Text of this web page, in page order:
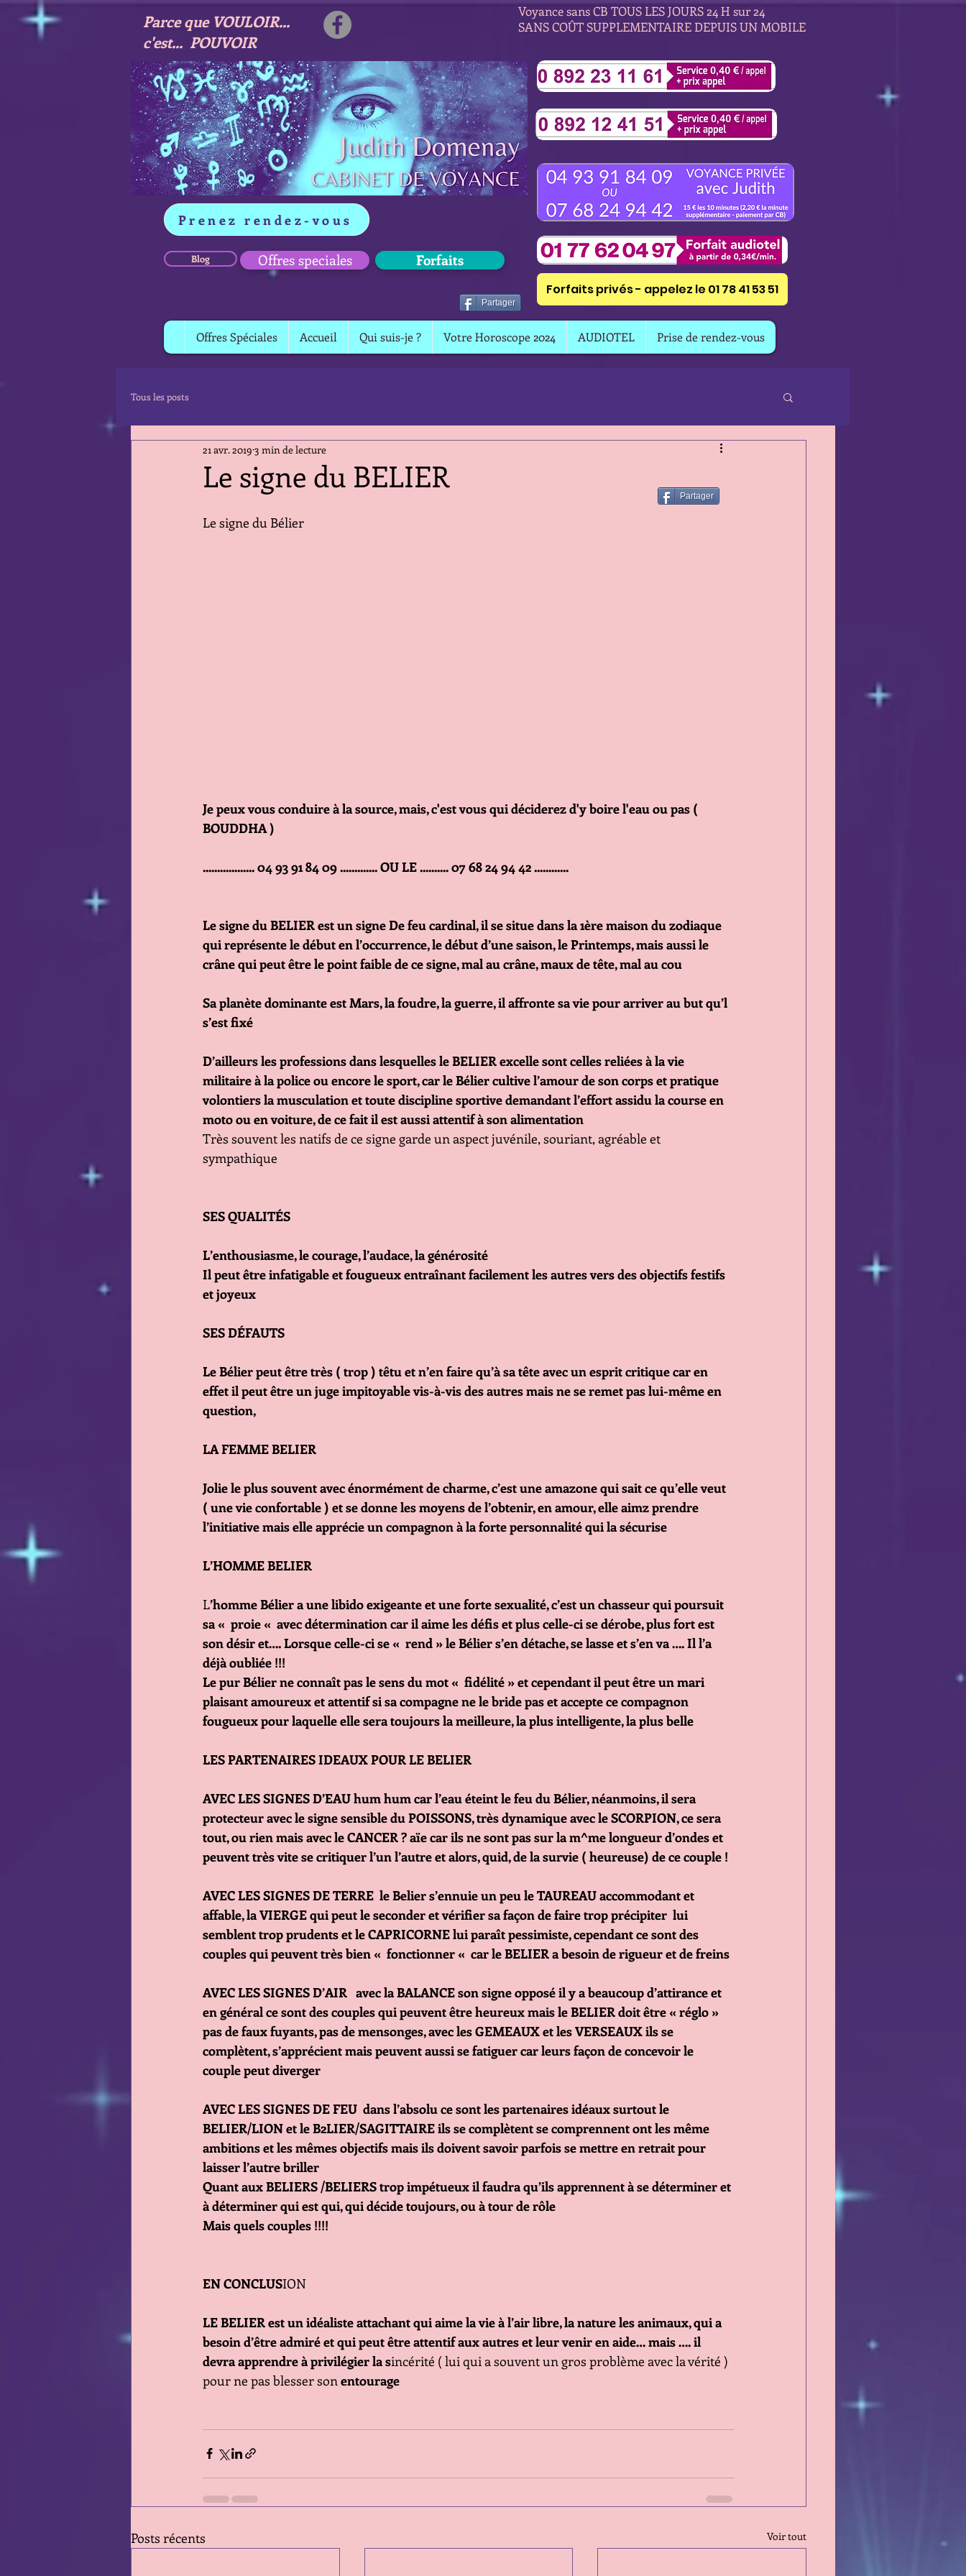
Voyance sans CB TOUS LES JOURS 24 H sur 24
SANS COÛT SUPPLEMENTAIRE DEPUIS UN MOBILE
Parce que VOULOIR...
c'est... POUVOIR
Prenez rendez-vous
Blog Offres speciales Forfaits
Partager
Forfaits privés - appelez le 01 78 41 53 51
Offres Spéciales Accueil Qui suis-je ? Votre Horoscope 2024 AUDIOTEL Prise de rendez-vous
Tous les posts
Le signe du BELIER
21 avr. 2019 3 min de lecture
Le signe du Bélier
Je peux vous conduire à la source, mais, c'est vous qui déciderez d'y boire l'eau ou pas (
BOUDDHA )
.................. 04 93 91 84 09 ............. OU LE .......... 07 68 24 94 42 ............
Le signe du BELIER est un signe De feu cardinal, il se situe dans la 1ère maison du zodiaque
qui représente le début en l’occurrence, le début d’une saison, le Printemps, mais aussi le
crâne qui peut être le point faible de ce signe, mal au crâne, maux de tête, mal au cou
Sa planète dominante est Mars, la foudre, la guerre, il affronte sa vie pour arriver au but qu’l
s’est fixé
D’ailleurs les professions dans lesquelles le BELIER excelle sont celles reliées à la vie
militaire à la police ou encore le sport, car le Bélier cultive l’amour de son corps et pratique
volontiers la musculation et toute discipline sportive demandant l’effort assidu la course en
moto ou en voiture, de ce fait il est aussi attentif à son alimentation
Très souvent les natifs de ce signe garde un aspect juvénile, souriant, agréable et
sympathique
SES QUALITÉS
L’enthousiasme, le courage, l’audace, la générosité
Il peut être infatigable et fougueux entraînant facilement les autres vers des objectifs festifs
et joyeux
SES DÉFAUTS
Le Bélier peut être très ( trop ) têtu et n’en faire qu’à sa tête avec un esprit critique car en
effet il peut être un juge impitoyable vis-à-vis des autres mais ne se remet pas lui-même en
question,
LA FEMME BELIER
Jolie le plus souvent avec énormément de charme, c’est une amazone qui sait ce qu’elle veut
( une vie confortable ) et se donne les moyens de l’obtenir, en amour, elle aimz prendre
l’initiative mais elle apprécie un compagnon à la forte personnalité qui la sécurise
L’HOMME BELIER
L’homme Bélier a une libido exigeante et une forte sexualité, c’est un chasseur qui poursuit
sa «  proie «  avec détermination car il aime les défis et plus celle-ci se dérobe, plus fort est
son désir et…. Lorsque celle-ci se «  rend » le Bélier s’en détache, se lasse et s’en va …. Il l’a
déjà oubliée !!!
Le pur Bélier ne connaît pas le sens du mot «  fidélité » et cependant il peut être un mari
plaisant amoureux et attentif si sa compagne ne le bride pas et accepte ce compagnon
fougueux pour laquelle elle sera toujours la meilleure, la plus intelligente, la plus belle
LES PARTENAIRES IDEAUX POUR LE BELIER
AVEC LES SIGNES D’EAU hum hum car l’eau éteint le feu du Bélier, néanmoins, il sera
protecteur avec le signe sensible du POISSONS, très dynamique avec le SCORPION, ce sera
tout, ou rien mais avec le CANCER ? aïe car ils ne sont pas sur la m^me longueur d’ondes et
peuvent très vite se critiquer l’un l’autre et alors, quid, de la survie ( heureuse) de ce couple !
AVEC LES SIGNES DE TERRE  le Belier s’ennuie un peu le TAUREAU accommodant et
affable, la VIERGE qui peut le seconder et vérifier sa façon de faire trop précipiter  lui
semblent trop prudents et le CAPRICORNE lui paraît pessimiste, cependant ce sont des
couples qui peuvent très bien «  fonctionner «  car le BELIER a besoin de rigueur et de freins
AVEC LES SIGNES D’AIR   avec la BALANCE son signe opposé il y a beaucoup d’attirance et
en général ce sont des couples qui peuvent être heureux mais le BELIER doit être « réglo »
pas de faux fuyants, pas de mensonges, avec les GEMEAUX et les VERSEAUX ils se
complètent, s’apprécient mais peuvent aussi se fatiguer car leurs façon de concevoir le
couple peut diverger
AVEC LES SIGNES DE FEU  dans l’absolu ce sont les partenaires idéaux surtout le
BELIER/LION et le B2LIER/SAGITTAIRE ils se complètent se comprennent ont les même
ambitions et les mêmes objectifs mais ils doivent savoir parfois se mettre en retrait pour
laisser l’autre briller
Quant aux BELIERS /BELIERS trop impétueux il faudra qu’ils apprennent à se déterminer et
à déterminer qui est qui, qui décide toujours, ou à tour de rôle
Mais quels couples !!!!
EN CONCLUSION
LE BELIER est un idéaliste attachant qui aime la vie à l’air libre, la nature les animaux, qui a
besoin d’être admiré et qui peut être attentif aux autres et leur venir en aide… mais …. il
devra apprendre à privilégier la sincérité ( lui qui a souvent un gros problème avec la vérité )
pour ne pas blesser son entourage
Posts récents Voir tout
Partager